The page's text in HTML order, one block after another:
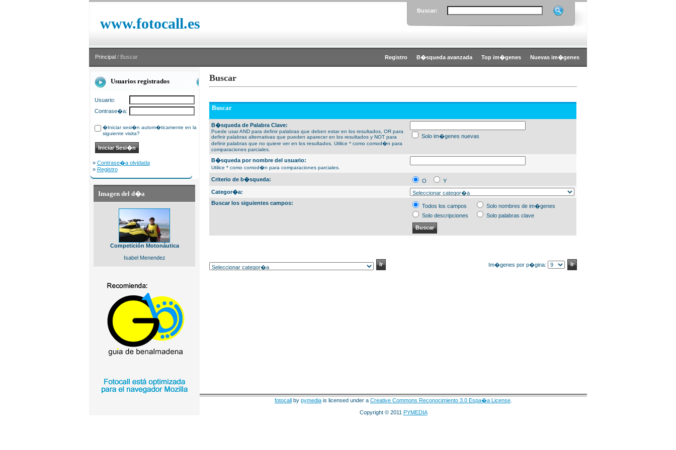
www.fotocall.es
Buscar:
Principal / Buscar Registro B�squeda avanzada Top im�genes Nuevas im�genes
Usuarios registrados
Usuario:
Contrase�a:
�Iniciar sesi�n autom�ticamente en la
siguiente visita?
» Contrase�a olvidada
» Registro
Imagen del d�a
Competición Motonáutica
Isabel Menendez
Buscar
Buscar
B�squeda de Palabra Clave:
Puede usar AND para definir palabras que deben estar en los resultados, OR para
definir palabras alternativas que pueden aparecer en los resultados y NOT para
definir palabras que no quiere ver en los resultados. Utilice * como comod�n para
comparaciones parciales.
Solo im�genes nuevas
B�squeda por nombre del usuario:
Utilice * como comod�n para comparaciones parciales.
Criterio de b�squeda: O
Y
Categor�a:
Buscar los siguientes campos:
Todos los campos
Solo nombres de im�genes
Solo descripciones
Solo palabras clave
Im�genes por p�gina:
fotocall by pymedia is licensed under a Creative Commons Reconocimiento 3.0 Espa�a License
Copyright © 2011 PYMEDIA